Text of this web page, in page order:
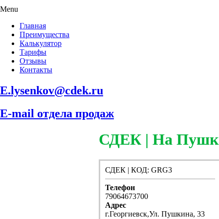
Menu
Главная
Преимущества
Калькулятор
Тарифы
Отзывы
Контакты
E.lysenkov@cdek.ru
E-mail отдела продаж
СДЕК | На
СДЕК | КОД: GRG3
Телефон
79064673700
Адрес
г.Георгиевск,Ул. Пушкина, 33